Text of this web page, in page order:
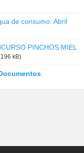
de consumo. Abril
PINCHOS MIEL
kB)